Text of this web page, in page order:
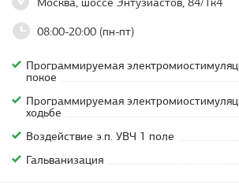
08:00-20:00 (пн-пт)
Программируемая
покое
Программируемая
ходьбе
Воздействие э.п. УВЧ 1 поле
Гальванизация